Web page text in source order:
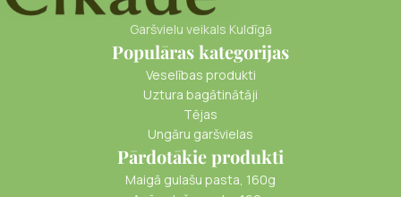
Garšvielu veikals Kuldīgā
Populāras kategorijas
Veselības produkti
Uztura bagātinātāji
Tējas
Ungāru garšvielas
Pārdotākie produkti
Maigā gulašu pasta, 160g